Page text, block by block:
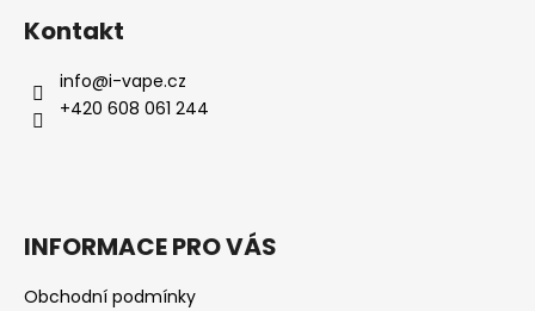
Kontakt
info@i-vape.cz
+420 608 061 244
INFORMACE PRO VÁS
Obchodní podmínky